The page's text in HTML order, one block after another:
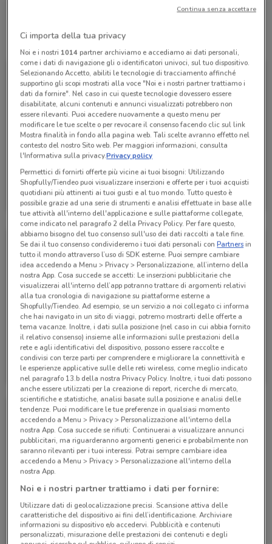
Tutte le promozioni di questo negozio
Conad Superstore
Scade il 30/09 901 m
Conad Superstore
Scade il 31/08 901 m
Conad Superstore
Scade il 30/09 901 m
-2 GIORNI
Conad Superstore
Ci importa della tua privacy
Noi e i nostri 1014partner archiviamo e accediamo ai dati personali,
come i dati di navigazione gli o identificatori univoci, sul tuo dispositivo.
Selezionando Accetto, abiliti le tecnologie di tracciamento affinché
supportino gli scopi mostrati alla voce "Noi e i nostri partner trattiamo i
dati da fornire". Nel caso in cui queste tecnologie dovessero essere
disabilitate, alcuni contenuti e annunci visualizzati potrebbero non
essere rilevanti. Puoi accedere nuovamente a questo menu per
modificare le tue scelte o per revocare il consenso facendo clic sul link
Mostra finalità in fondo alla pagina web. Tali scelte avranno effetto nel
contesto del nostro Sito web. Per maggiori informazioni, consulta
l'Informativa sulla privacy.Privacy policy
Permettici di fornirti offerte più vicine ai tuoi bisogni: Utilizzando
Shopfully/Tiendeo puoi visualizzare inserzioni e offerte per i tuoi acquisti
quotidiani più attinenti ai tuoi gusti e al tuo mondo. Tutto questo è
possibile grazie ad una serie di strumenti e analisi effettuate in base alle
tue attività all'interno dell'applicazione e sulle piattaforme collegate,
come indicato nel paragrafo 2 della Privacy Policy. Per fare questo,
abbiamo bisogno del tuo consenso sull'uso dei dati raccolti a tale fine.
Se dai il tuo consenso condivideremo i tuoi dati personali conPartnersin
tutto il mondo attraverso l’uso di SDK esterne. Puoi sempre cambiare
idea accedendo a Menu > Privacy > Personalizzazione, all’interno della
nostra App. Cosa succede se accetti: Le inserzioni pubblicitarie che
visualizzerai all'interno dell’app potranno trattare di argomenti relativi
alla tua cronologia di navigazione su piattaforme esterne a
Shopfully/Tiendeo. Ad esempio, se un servizio a noi collegato ci informa
che hai navigato in un sito di viaggi, potremo mostrarti delle offerte a
tema vacanze. Inoltre, i dati sulla posizione (nel caso in cui abbia fornito
il relativo consenso) insieme alle informazioni sulle prestazioni della
rete e agli identificativi del dispositivo, possono essere raccolte e
condivisi con terze parti per comprendere e migliorare la connettività e
le esperienze applicative sulle delle reti wireless, come meglio indicato
nel paragrafo 13.b della nostra Privacy Policy. Inoltre, i tuoi dati possono
anche essere utilizzati per la creazione di report, ricerche di mercato,
scientifiche e statistiche, analisi basate sulla posizione e analisi delle
tendenze. Puoi modificare le tue preferenze in qualsiasi momento
accedendo a Menu > Privacy > Personalizzazione all'interno della
nostra App. Cosa succede se rifiuti: Continuerai a visualizzare annunci
pubblicitari, ma riguarderanno argomenti generici e probabilmente non
saranno rilevanti per i tuoi interessi. Potrai sempre cambiare idea
accedendo a Menu > Privacy > Personalizzazione all'interno della
nostra App.
Noi e i nostri partner trattiamo i dati per fornire:
Utilizzare dati di geolocalizzazione precisi. Scansione attiva delle
caratteristiche del dispositivo ai fini dell’identificazione. Archiviare
informazioni su dispositivo e/o accedervi. Pubblicità e contenuti
personalizzati, misurazione delle prestazioni dei contenuti e degli
Continua senza accettare